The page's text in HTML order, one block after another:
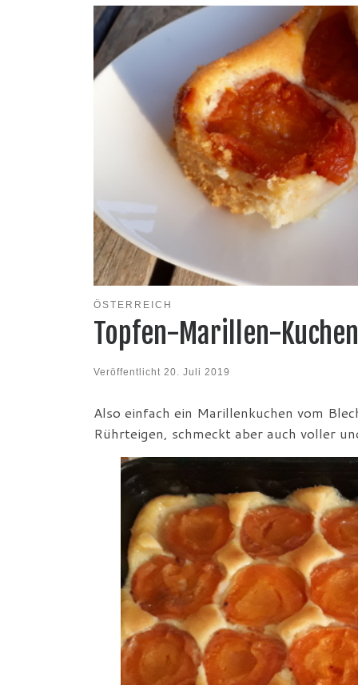
ÖSTERREICH
Topfen-Marillen-Kuchen
Veröffentlicht 20. Juli 2019
Also einfach ein Marillenkuchen vom
Rührteigen, schmeckt aber auch voller